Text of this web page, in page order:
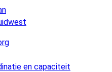
en capaciteit